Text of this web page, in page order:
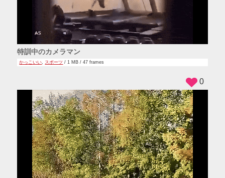
特訓中のカメラマン
かっこいい スポーツ / 1 MB / 47 frames
0